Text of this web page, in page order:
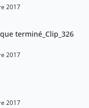
2017
terminé_Clip_326
2017
2017